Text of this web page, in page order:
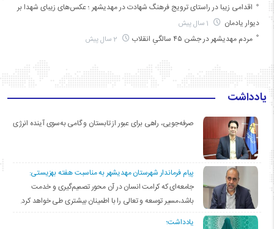
اقدامی زیبا در راستای ترویج فرهنگ شهادت در مهدیشهر ؛ عکس‌های زیبای شهدا بر
دیوار یادمان
مردم مهدیشهر در جشن ۴۵ سالگیِ انقلاب
یادداشت
صرفه‌جویی، راهی برای عبور از تابستان و گامی به‌سوی آینده انرژی
پیام فرماندار شهرستان مهدیشهر به مناسبت هفته بهزیستی:
جامعه‌ای که کرامت انسان در آن محور تصمیم‌گیری و خدمت
باشد،مسیر توسعه و تعالی را با اطمینان بیشتری طی خواهد کرد.
یادداشت؛